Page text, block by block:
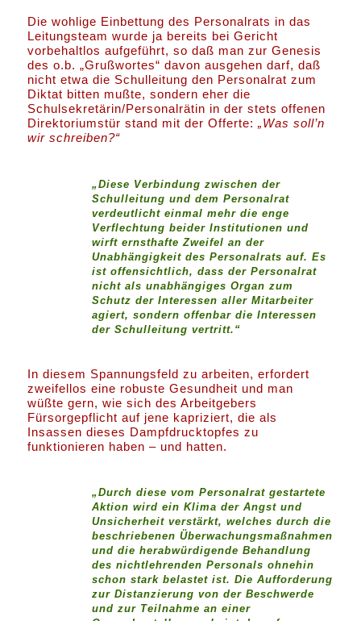
Die wohlige Einbettung des Personalrats in das
Leitungsteam wurde ja bereits bei Gericht
vorbehaltlos aufgeführt, so daß man zur Genesis
des o.b. „Grußwortes“ davon ausgehen darf, daß
nicht etwa die Schulleitung den Personalrat zum
Diktat bitten mußte, sondern eher die
Schulsekretärin/Personalrätin in der stets offenen
Direktoriumstür stand mit der Offerte: „Was soll’n
wir schreiben?“
„Diese Verbindung zwischen der
Schulleitung und dem Personalrat
verdeutlicht einmal mehr die enge
Verflechtung beider Institutionen und
wirft ernsthafte Zweifel an der
Unabhängigkeit des Personalrats auf. Es
ist offensichtlich, dass der Personalrat
nicht als unabhängiges Organ zum
Schutz der Interessen aller Mitarbeiter
agiert, sondern offenbar die Interessen
der Schulleitung vertritt.“
In diesem Spannungsfeld zu arbeiten, erfordert
zweifellos eine robuste Gesundheit und man
wüßte gern, wie sich des Arbeitgebers
Fürsorgepflicht auf jene kapriziert, die als
Insassen dieses Dampfdrucktopfes zu
funktionieren haben – und hatten.
„Durch diese vom Personalrat gestartete
Aktion wird ein Klima der Angst und
Unsicherheit verstärkt, welches durch die
beschriebenen Überwachungsmaßnahmen
und die herabwürdigende Behandlung
des nichtlehrenden Personals ohnehin
schon stark belastet ist. Die Aufforderung
zur Distanzierung von der Beschwerde
und zur Teilnahme an einer